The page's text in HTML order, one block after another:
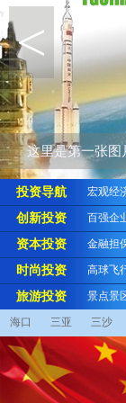
这里是第一张图
<
投资导航 宏观经
创新投资 百强企
资本投资 金融担
时尚投资 高球飞
旅游投资 景点景
海口 三亚 三沙